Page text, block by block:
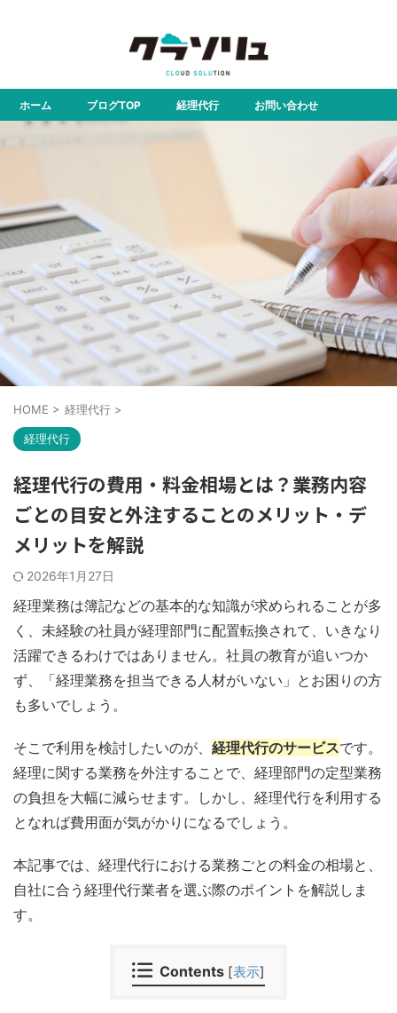
ホーム ブログTOP 経理代行 お問い合わせ
HOME > 経理代行 >
経理代行
経理代行の費用・料金相場とは？業務内容
ごとの目安と外注することのメリット・デ
メリットを解説
2026年1月27日
経理業務は簿記などの基本的な知識が求められることが多
く、未経験の社員が経理部門に配置転換されて、いきなり
活躍できるわけではありません。社員の教育が追いつか
ず、「経理業務を担当できる人材がいない」とお困りの方
も多いでしょう。
そこで利用を検討したいのが、 経理代行のサービスです。
経理に関する業務を外注することで、経理部門の定型業務
の負担を大幅に減らせます。しかし、経理代行を利用する
となれば費用面が気がかりになるでしょう。
本記事では、経理代行における業務ごとの料金の相場と、
自社に合う経理代行業者を選ぶ際のポイントを解説しま
す。
Contents [表示]